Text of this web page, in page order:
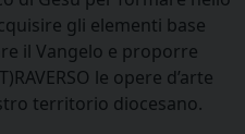
gli elementi base
il Vangelo e proporre
le opere d’arte
territorio diocesano.